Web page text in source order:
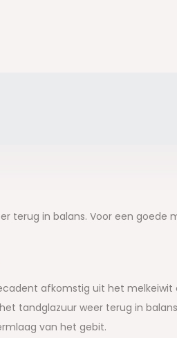
terug in balans. Voor een goede
afkomstig uit het melkeiwit
tandglazuur weer terug in
van het gebit.